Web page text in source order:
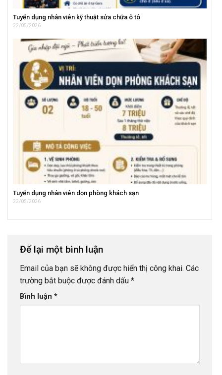
Tuyển dụng nhân viên kỹ thuật sửa chữa ô tô
22/05/2026
Tuyển dụng nhân viên dọn phòng khách sạn
22/05/2026
Để lại một bình luận
Email của bạn sẽ không được hiển thị công khai. Các
trường bắt buộc được đánh dấu *
Bình luận *